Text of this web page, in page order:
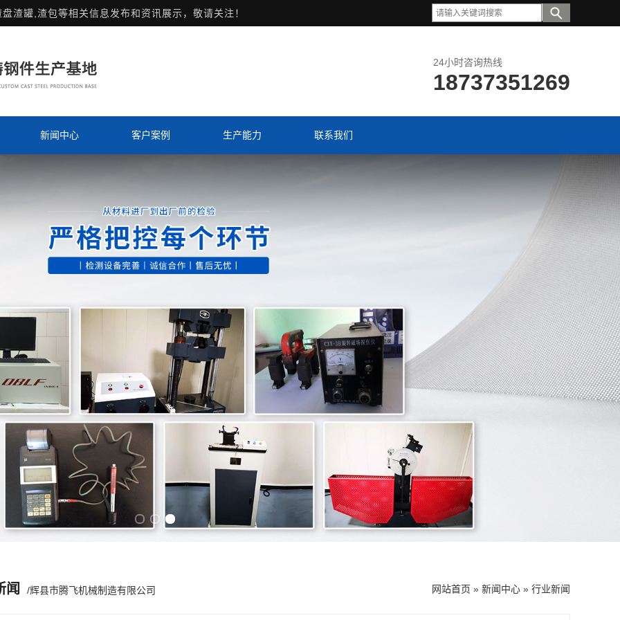
盘渣罐,渣包等相关信息发布和资讯展示，敬请关注！
24小时咨询热线
18737351269
新闻中心 客户案例 生产能力 联系我们
闻 /辉县市腾飞机械制造有限公司 网站首页 » 新闻中心 » 行业新闻